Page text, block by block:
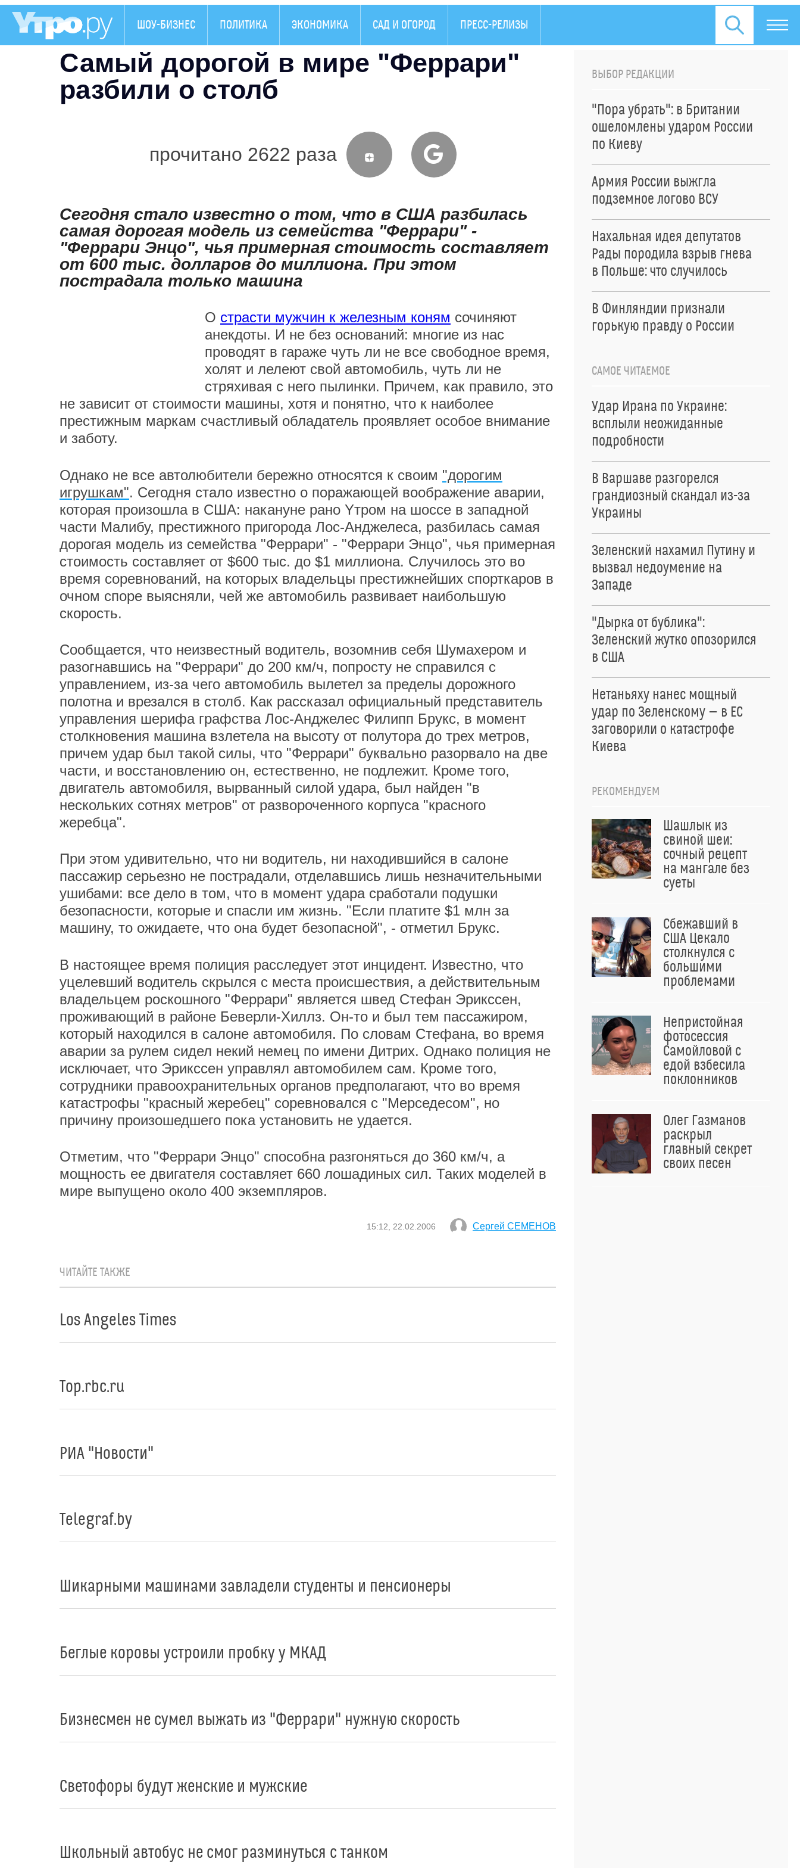
ШОУ-БИЗНЕС ПОЛИТИКА ЭКОНОМИКА САД И ОГОРОД ПРЕСС-РЕЛИЗЫ
Самый дорогой в мире "Феррари"
разбили о столб
прочитано 2622 раза
Сегодня стало известно о том, что в США разбилась
самая дорогая модель из семейства "Феррари" -
"Феррари Энцо", чья примерная стоимость составляет
от 600 тыс. долларов до миллиона. При этом
пострадала только машина
О страсти мужчин к железным коням сочиняют
анекдоты. И не без оснований: многие из нас
проводят в гараже чуть ли не все свободное время,
холят и лелеют свой автомобиль, чуть ли не
стряхивая с него пылинки. Причем, как правило, это
не зависит от стоимости машины, хотя и понятно, что к наиболее
престижным маркам счастливый обладатель проявляет особое внимание
и заботу.
Однако не все автолюбители бережно относятся к своим "дорогим
игрушкам". Сегодня стало известно о поражающей воображение аварии,
которая произошла в США: накануне рано Yтром на шоссе в западной
части Малибу, престижного пригорода Лос-Анджелеса, разбилась самая
дорогая модель из семейства "Феррари" - "Феррари Энцо", чья примерная
стоимость составляет от $600 тыс. до $1 миллиона. Случилось это во
время соревнований, на которых владельцы престижнейших спорткаров в
очном споре выясняли, чей же автомобиль развивает наибольшую
скорость.
Сообщается, что неизвестный водитель, возомнив себя Шумахером и
разогнавшись на "Феррари" до 200 км/ч, попросту не справился с
управлением, из-за чего автомобиль вылетел за пределы дорожного
полотна и врезался в столб. Как рассказал официальный представитель
управления шерифа графства Лос-Анджелес Филипп Брукс, в момент
столкновения машина взлетела на высоту от полутора до трех метров,
причем удар был такой силы, что "Феррари" буквально разорвало на две
части, и восстановлению он, естественно, не подлежит. Кроме того,
двигатель автомобиля, вырванный силой удара, был найден "в
нескольких сотнях метров" от развороченного корпуса "красного
жеребца".
При этом удивительно, что ни водитель, ни находившийся в салоне
пассажир серьезно не пострадали, отделавшись лишь незначительными
ушибами: все дело в том, что в момент удара сработали подушки
безопасности, которые и спасли им жизнь. "Если платите $1 млн за
машину, то ожидаете, что она будет безопасной", - отметил Брукс.
В настоящее время полиция расследует этот инцидент. Известно, что
уцелевший водитель скрылся с места происшествия, а действительным
владельцем роскошного "Феррари" является швед Стефан Эрикссен,
проживающий в районе Беверли-Хиллз. Он-то и был тем пассажиром,
который находился в салоне автомобиля. По словам Стефана, во время
аварии за рулем сидел некий немец по имени Дитрих. Однако полиция не
исключает, что Эрикссен управлял автомобилем сам. Кроме того,
сотрудники правоохранительных органов предполагают, что во время
катастрофы "красный жеребец" соревновался с "Мерседесом", но
причину произошедшего пока установить не удается.
Отметим, что "Феррари Энцо" способна разгоняться до 360 км/ч, а
мощность ее двигателя составляет 660 лошадиных сил. Таких моделей в
мире выпущено около 400 экземпляров.
15:12, 22.02.2006 Сергей СЕМЕНОВ
ЧИТАЙТЕ ТАКЖЕ
Los Angeles Times
Top.rbc.ru
РИА "Новости"
Telegraf.by
Шикарными машинами завладели студенты и пенсионеры
Беглые коровы устроили пробку у МКАД
Бизнесмен не сумел выжать из "Феррари" нужную скорость
Светофоры будут женские и мужские
Школьный автобус не смог разминуться с танком
ВЫБОР РЕДАКЦИИ
"Пора убрать": в Британии
ошеломлены ударом России
по Киеву
Армия России выжгла
подземное логово ВСУ
Нахальная идея депутатов
Рады породила взрыв гнева
в Польше: что случилось
В Финляндии признали
горькую правду о России
САМОЕ ЧИТАЕМОЕ
Удар Ирана по Украине:
всплыли неожиданные
подробности
В Варшаве разгорелся
грандиозный скандал из-за
Украины
Зеленский нахамил Путину и
вызвал недоумение на
Западе
"Дырка от бублика":
Зеленский жутко опозорился
в США
Нетаньяху нанес мощный
удар по Зеленскому — в ЕС
заговорили о катастрофе
Киева
РЕКОМЕНДУЕМ
Шашлык из
свиной шеи:
сочный рецепт
на мангале без
суеты
Сбежавший в
США Цекало
столкнулся с
большими
проблемами
Непристойная
фотосессия
Самойловой с
едой взбесила
поклонников
Олег Газманов
раскрыл
главный секрет
своих песен